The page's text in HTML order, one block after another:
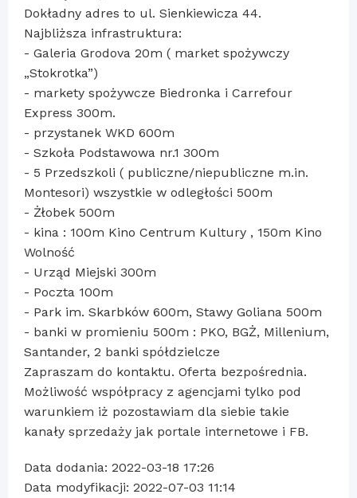
Dokładny adres to ul. Sienkiewicza 44.
Najbliższa infrastruktura:
- Galeria Grodova 20m ( market spożywczy
„Stokrotka”)
- markety spożywcze Biedronka i Carrefour
Express 300m.
- przystanek WKD 600m
- Szkoła Podstawowa nr.1 300m
- 5 Przedszkoli ( publiczne/niepubliczne m.in.
Montesori) wszystkie w odległości 500m
- Żłobek 500m
- kina : 100m Kino Centrum Kultury , 150m Kino
Wolność
- Urząd Miejski 300m
- Poczta 100m
- Park im. Skarbków 600m, Stawy Goliana 500m
- banki w promieniu 500m : PKO, BGŻ, Millenium,
Santander, 2 banki spółdzielcze
Zapraszam do kontaktu. Oferta bezpośrednia.
Możliwość współpracy z agencjami tylko pod
warunkiem iż pozostawiam dla siebie takie
kanały sprzedaży jak portale internetowe i FB.
Data dodania: 2022-03-18 17:26
Data modyfikacji: 2022-07-03 11:14